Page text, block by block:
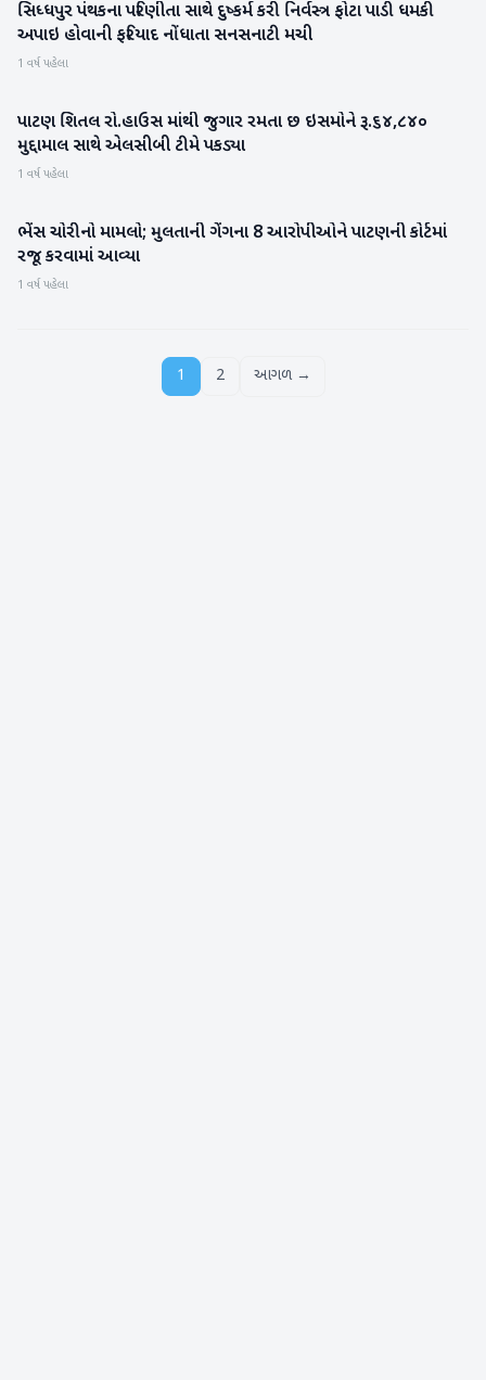
પાટણ
સિધ્ધપુર પંથકના પરિણીતા સાથે દુષ્કર્મ કરી નિર્વસ્ત્ર ફોટા પાડી ધમકી
અપાઇ હોવાની ફરિયાદ નોંધાતા સનસનાટી મચી
1 વર્ષ પહેલા
પાટણ
પાટણ શિતલ રો.હાઉસ માંથી જુગાર રમતા છ ઇસમોને રૂ.૬૪,૮૪૦
મુદ્દામાલ સાથે એલસીબી ટીમે પકડ્યા
1 વર્ષ પહેલા
પાટણ
ભેંસ ચોરીનો મામલો; મુલતાની ગેંગના 8 આરોપીઓને પાટણની કોર્ટમાં
રજૂ કરવામાં આવ્યા
1 વર્ષ પહેલા
1 2 આગળ →